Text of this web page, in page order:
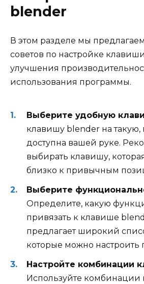
blender
В этом разделе мы
советов по настройке
улучшения
использования программы.
Выберите удобную
клавишу blender на такую,
доступна вашей руке.
выбирать клавишу,
близко к привычным
Выберите
Определите, какую
привязать к клавише
предлагает широкий
которые можно
Настройте комбинации
Используйте комбинации